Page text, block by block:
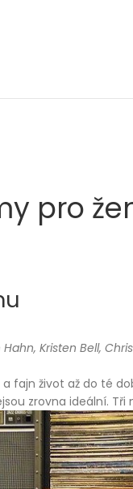
pro
Kristen Bell,
fajn život až do té
zrovna ideální.